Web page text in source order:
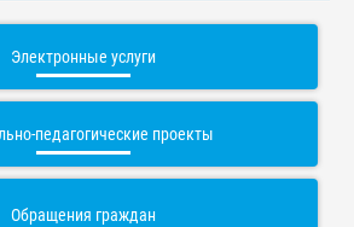
Электронные услуги
педагогические проекты
Обращения граждан